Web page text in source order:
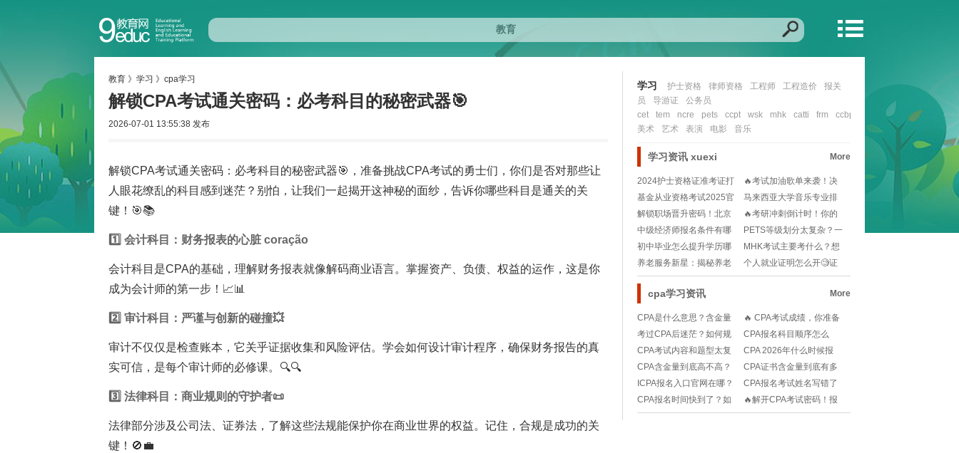
教育 》 学习 》 cpa学习
解锁CPA考试通关密码：必考科目的秘密武器🎯
2026-07-01 13:55:38 发布
解锁CPA考试通关密码：必考科目的秘密武器🎯，准备挑战CPA考试的勇士们，你们是否对那些让
人眼花缭乱的科目感到迷茫？别怕，让我们一起揭开这神秘的面纱，告诉你哪些科目是通关的关
键！🎯📚
1️⃣ 会计科目：财务报表的心脏 coração
会计科目是CPA的基础，理解财务报表就像解码商业语言。掌握资产、负债、权益的运作，这是你
成为会计师的第一步！📈📊
2️⃣ 审计科目：严谨与创新的碰撞💥
审计不仅仅是检查账本，它关乎证据收集和风险评估。学会如何设计审计程序，确保财务报告的真
实可信，是每个审计师的必修课。🔍🔍
3️⃣ 法律科目：商业规则的守护者📜
法律部分涉及公司法、证券法，了解这些法规能保护你在商业世界的权益。记住，合规是成功的关
键！🚫💼
学习 护士资格 律师资格 工程师 工程造价
报关
员
导游证
公务员
cet
tem ncre pets ccpt wsk mhk catti frm ccbp nit ccie ocp
美术
艺术 表演 电影 音乐
学习资讯 xuexi More
2024护士资格证准考证打
印入口在哪？如
🔥考试加油歌单来袭！决
战考场，励志曲目助
基金从业资格考试2025官
网报名流程？小
马来西亚大学音乐专业排
名如何？想留学选校
解锁职场晋升密码！北京
人力资源管理师报考
🔥考研冲刺倒计时！你的
2025备考时间规
中级经济师报名条件有哪
些？工作年限怎么算
PETS等级划分太复杂？一
文读懂考试难度
初中毕业怎么提升学历哪
个简单🧐快速提升学
MHK考试主要考什么？想
拿高分必看的备考
养老服务新星：揭秘养老
护理员的温馨守护者
个人就业证明怎么开🧐证
件齐全才能安心求职
cpa学习资讯 More
CPA是什么意思？含金量
高吗？考过它是不是就等
于年薪百万？
🔥 CPA考试成绩，你准备
好了吗？查询时间大揭
秘！🏆📚
考过CPA后迷茫？如何规
划职业发展路径？求解
惑！
CPA报名科目顺序怎么
选？60%考生都踩过的
坑，你还在纠结吗？
CPA考试内容和题型太复
杂？如何高效备考+拿证？
求解惑！
CPA 2026年什么时候报
名？备考小白必看！
CPA含金量到底高不高？
考下它真的能改变人生
吗？
CPA证书含金量到底有多
高？考下它真的能年薪百
万吗？
ICPA报名入口官网在哪？
如何快速找到并顺利完成
报名？
CPA报名考试姓名写错了
怎么办？还能改吗？超级
急求解答！
CPA报名时间快到了？如
何不错过关键时间节点？
🔥解开CPA考试密码！报
名条件&时间全揭秘🔍